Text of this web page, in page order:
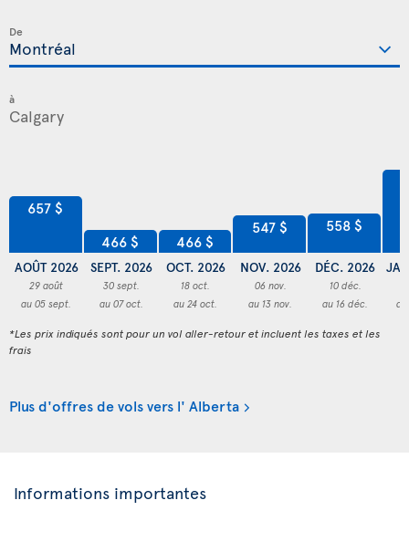
De
à
657 $
AOÛT 2026
29 août
au 05 sept.
466 $
SEPT. 2026
30 sept.
au 07 oct.
466 $
OCT. 2026
18 oct.
au 24 oct.
547 $
NOV. 2026
06 nov.
au 13 nov.
558 $
DÉC. 2026
10 déc.
au 16 déc.
*Les prix indiqués sont pour un vol aller-retour et incluent les taxes et les
frais
Plus d'offres de vols vers l' Alberta
Informations importantes